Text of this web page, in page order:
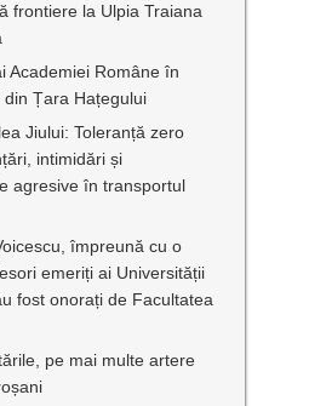
frontiere la Ulpia Traiana
Academiei Române în
Țara Hațegului
Jiului: Toleranță zero
intimidări și
agresive în transportul
împreună cu o
emeriți ai Universității
fost onorați de Facultatea
pe mai multe artere